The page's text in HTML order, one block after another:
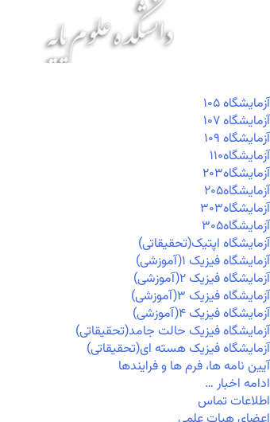
آزمايشگاه ۱۰۵
آزمايشگاه ۱۰۷
آزمايشگاه ۱۰۹
آزمايشگاه۱۱۰
آزمايشگاه۲۰۳
آزمايشگاه۲۰۵
آزمايشگاه۳۰۳
آزمايشگاه۳۰۵
آزمایشگاه اپتیک(تحقیقاتی)
آزمایشگاه فیزیک ۱(آموزشی)
آزمایشگاه فیزیک ۲(آموزشی)
آزمایشگاه فیزیک ۳(آموزشی)
آزمایشگاه فیزیک ۴(آموزشی)
آزمایشگاه فیزیک حالت جامد(تحقیقاتی)
آزمایشگاه فیزیک هسته ای(تحقیقاتی)
آیین نامه ها، فرم ها و فرایندها
ادامه اخبار …
اطلاعات تماس